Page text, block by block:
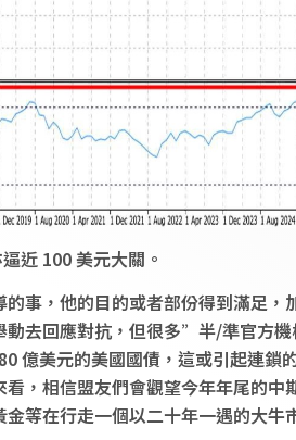
近 100 美元大關。
事，他的目的或者部份得到滿足
去回應對抗，但很多”半/準官方
億美元的美國國債，這或引起連鎖
相信盟友們會觀望今年年尾的中
等在行走一個以二十年一遇的大牛